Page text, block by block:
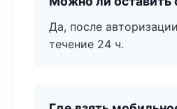
Да, после
течение 24 ч.